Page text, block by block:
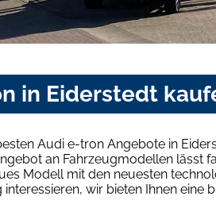
in Eiderstedt
Audi e-tron Angebote in
an Fahrzeugmodellen lässt
Modell mit den neuesten
wir bieten Ihnen eine